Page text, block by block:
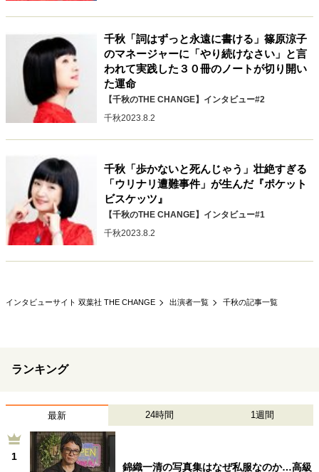
地域とつながる/お金との付き合い方
千秋「詞はずっと永遠に書ける」篠原涼子
のマネージャーに「やり続けなさい」と言
われて実践した３０冊のノートが切り開い
た運命
【千秋のTHE CHANGE】インタビュー#2
千秋2023.8.2
千秋「歩かないと死んじゃう」壮絶すぎる
「ウリナリ遭難事件」が生んだ『ポケット
ビスケッツ』
【千秋のTHE CHANGE】インタビュー#1
千秋2023.8.2
インタビューサイト 双葉社 THE CHANGE 出演者一覧 千秋の記事一覧
ランキング
最新 24時間 1週間
1
錦織一清の写真集はなぜ私服なのか…高級